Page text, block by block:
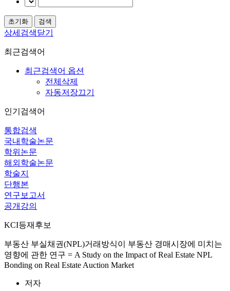
상세검색닫기
최근검색어
최근검색어 옵션
전체삭제
자동저장끄기
인기검색어
통합검색
국내학술논문
학위논문
해외학술논문
학술지
단행본
연구보고서
공개강의
KCI등재후보
부동산 부실채권(NPL)거래방식이 부동산 경매시장에 미치는
영향에 관한 연구 = A Study on the Impact of Real Estate NPL
Bonding on Real Estate Auction Market
저자